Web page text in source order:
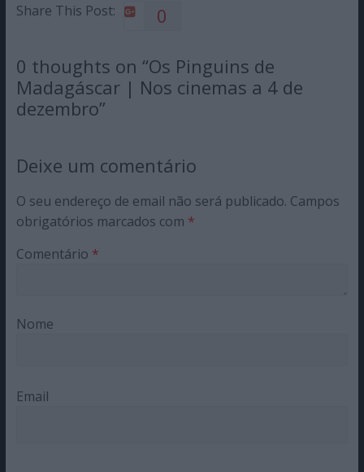
Share This Post: 0
0 thoughts on “Os Pinguins de
Madagáscar | Nos cinemas a 4 de
dezembro”
Deixe um comentário
O seu endereço de email não será publicado. Campos
obrigatórios marcados com *
Comentário *
Nome
Email